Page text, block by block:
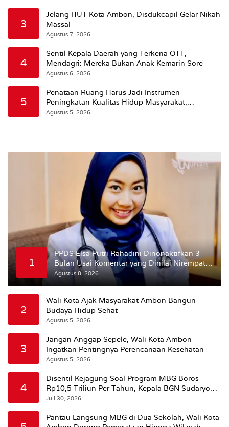
3
Jelang HUT Kota Ambon, Disdukcapil Gelar Nikah
Massal
Agustus 7, 2026
4
Sentil Kepala Daerah yang Terkena OTT,
Mendagri: Mereka Bukan Anak Kemarin Sore
Agustus 6, 2026
5
Penataan Ruang Harus Jadi Instrumen
Peningkatan Kualitas Hidup Masyarakat,
Wattimena: Revisi RT-RW Ditetapkan Pemkot
Agustus 5, 2026
1
PPDS Elsa Putri Rahadini Dinonaktifkan 3
Bulan Usai Komentar yang Dinilai Nirempati
ke Pasien BPJS
Agustus 8, 2026
2
Wali Kota Ajak Masyarakat Ambon Bangun
Budaya Hidup Sehat
Agustus 5, 2026
3
Jangan Anggap Sepele, Wali Kota Ambon
Ingatkan Pentingnya Perencanaan Kesehatan
Agustus 5, 2026
4
Disentil Kejagung Soal Program MBG Boros
Rp10,5 Triliun Per Tahun, Kepala BGN Sudaryono
Beri Penjelasan
Juli 30, 2026
Pantau Langsung MBG di Dua Sekolah, Wali Kota